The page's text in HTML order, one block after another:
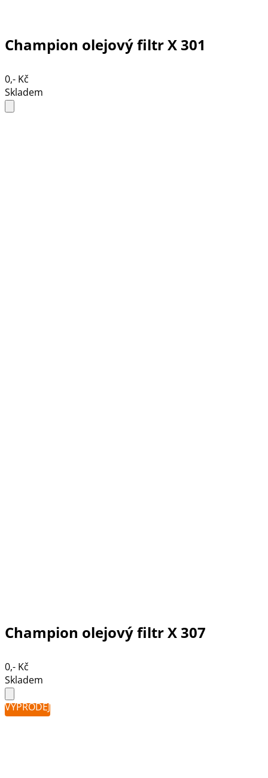
Champion olejový filtr X 301
0,- Kč
Skladem
Champion olejový filtr X 307
0,- Kč
Skladem
VÝPRODEJ